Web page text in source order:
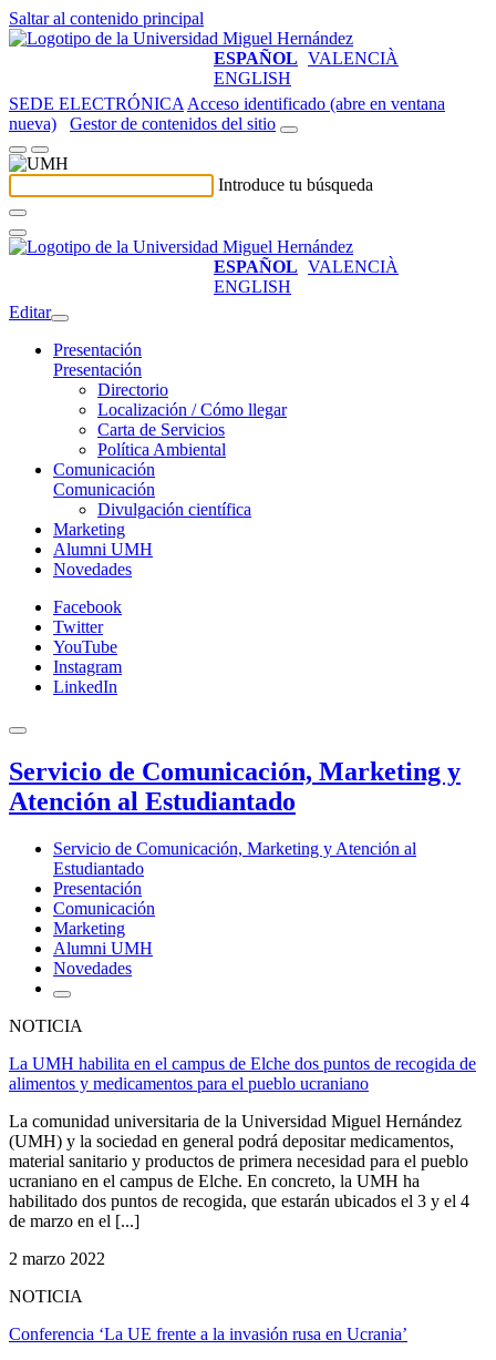
Saltar al contenido principal
ESPAÑOL VALENCIÀ
ENGLISH
SEDE ELECTRÓNICA Acceso identificado (abre en ventana
nueva)
Gestor de contenidos del sitio
Introduce tu búsqueda
ESPAÑOL VALENCIÀ
ENGLISH
Editar
Presentación
Presentación
Directorio
Localización / Cómo llegar
Carta de Servicios
Política Ambiental
Comunicación
Comunicación
Divulgación científica
Marketing
Alumni UMH
Novedades
Facebook
Twitter
YouTube
Instagram
LinkedIn
Servicio de Comunicación, Marketing y
Atención al Estudiantado
Servicio de Comunicación, Marketing y Atención al
Estudiantado
Presentación
Comunicación
Marketing
Alumni UMH
Novedades
NOTICIA
La UMH habilita en el campus de Elche dos puntos de recogida de
alimentos y medicamentos para el pueblo ucraniano
La comunidad universitaria de la Universidad Miguel Hernández
(UMH) y la sociedad en general podrá depositar medicamentos,
material sanitario y productos de primera necesidad para el pueblo
ucraniano en el campus de Elche. En concreto, la UMH ha
habilitado dos puntos de recogida, que estarán ubicados el 3 y el 4
de marzo en el [...]
2 marzo 2022
NOTICIA
Conferencia ‘La UE frente a la invasión rusa en Ucrania’